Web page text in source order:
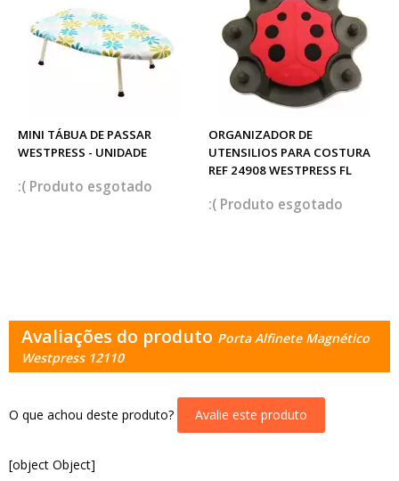
MINI TÁBUA DE PASSAR
WESTPRESS - UNIDADE
esgotado
ORGANIZADOR DE
UTENSILIOS PARA COSTURA
REF 24908 WESTPRESS FL
esgotado
Avaliações do produto Porta Alfinete Magnético
Westpress 12110
O que achou deste produto? Avalie este produto
[object Object]